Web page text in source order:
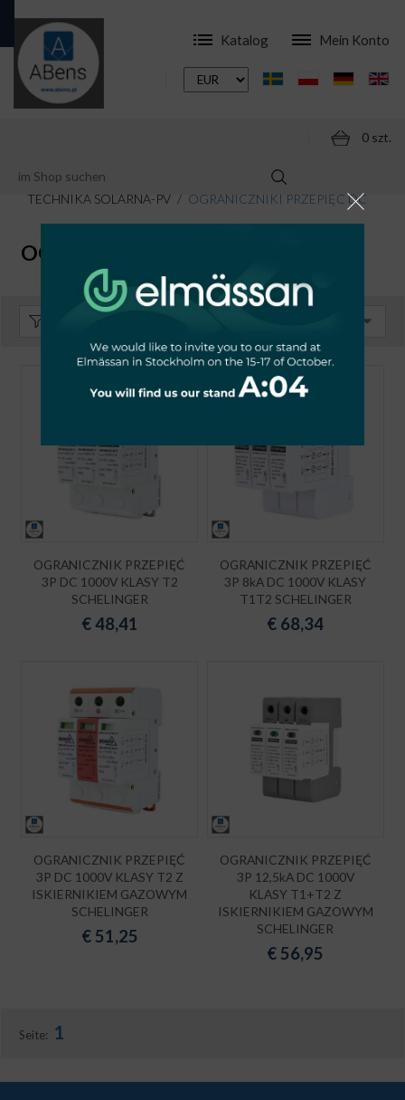
Katalog Mein Konto
0 szt.
ONLINESHOP
MODULARE SCHALTGERÄTE
TECHNIKA SOLARNA-PV
OGRANICZNIKI PRZEPIĘĆ DC
OGRANICZNIKI PRZEPIĘĆ DC
OGRANICZNIK PRZEPIĘĆ
3P DC 1000V KLASY T2
SCHELINGER
€48,41
OGRANICZNIK PRZEPIĘĆ
3P 8kA DC 1000V KLASY
T1T2 SCHELINGER
€ 68,34
OGRANICZNIK PRZEPIĘĆ
3P DC 1000V KLASY T2 Z
ISKIERNIKIEM GAZOWYM
SCHELINGER
€51,25
OGRANICZNIK PRZEPIĘĆ
3P 12,5kA DC 1000V
KLASY T1+T2 Z
ISKIERNIKIEM GAZOWYM
SCHELINGER
€56,95
Seite: 1